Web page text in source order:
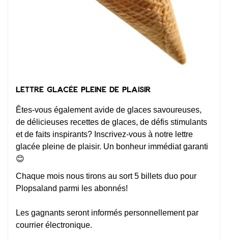
Lettre glacée pleine de plaisir
Êtes-vous également avide de glaces savoureuses,
de délicieuses recettes de glaces, de défis stimulants
et de faits inspirants? Inscrivez-vous à notre lettre
glacée pleine de plaisir. Un bonheur immédiat garanti
😊
Chaque mois nous tirons au sort 5 billets duo pour
Plopsaland parmi les abonnés!
Les gagnants seront informés personnellement par
courrier électronique.